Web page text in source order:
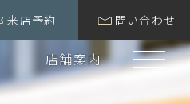
来店予約 問い合わせ
店舗案内